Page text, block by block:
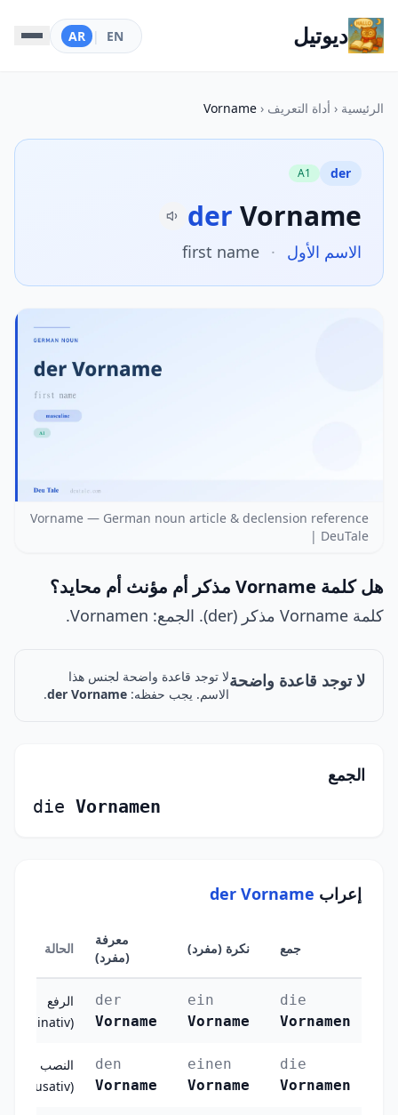
ديوتيل EN
|
AR
الرئيسية ‹ أداة التعريف ‹
Vorname
der
A1
der Vorname
الاسم الأول ·
first name
Vorname — German noun article & declension reference
| DeuTale
هل كلمة Vorname مذكر أم مؤنث أم محايد؟
كلمة Vorname مذكر (der). الجمع: Vornamen.
لا توجد قاعدة واضحةلا توجد قاعدة واضحة لجنس هذا
الاسم. يجب حفظه: der Vorname
.
الجمع
die Vornamen
إعراب der Vorname
الحالة
معرفة
(مفرد)
نكرة (مفرد) جمع
الرفع
(Nominativ)
der
Vorname
ein
Vorname
die
Vornamen
النصب
(Akkusativ)
den
Vorname
einen
Vorname
die
Vornamen